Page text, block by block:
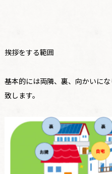
挨拶をする範囲
基本的には両隣、裏、向かいに
致します。